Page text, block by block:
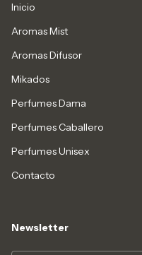
Inicio
Aromas Mist
Aromas Difusor
Mikados
Perfumes Dama
Perfumes Caballero
Perfumes Unisex
Contacto
Newsletter